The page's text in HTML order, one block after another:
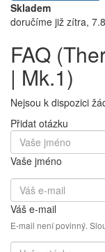
Skladem
doručíme již zítra,
FAQ
| Mk.1)
Nejsou k dispozici
Přidat otázku
Vaše jméno
Váš e-mail
E-mail není povinný.